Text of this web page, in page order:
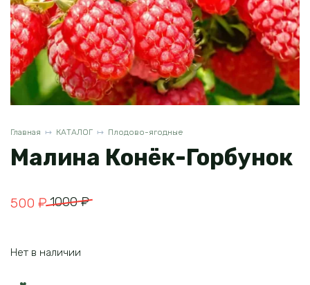
Главная КАТАЛОГ Плодово-ягодные
Малина Конёк-Горбунок
1000₽
Первоначальная
500 ₽
Текущая
Нет в наличии